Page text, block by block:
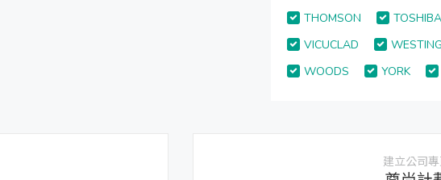
THOMSON
TOSHIBA
VICUCLAD
WOODS
YORK
建立公司